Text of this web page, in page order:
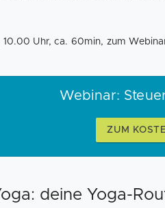
Uhr, ca. 60min, zum
Webinar:
ZUM
deine Yoga-